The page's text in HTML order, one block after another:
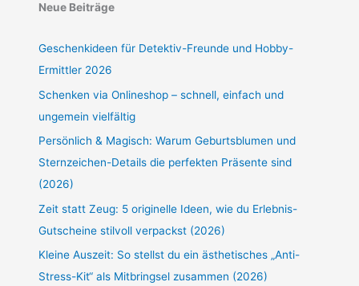
Neue Beiträge
Geschenkideen für Detektiv-Freunde und Hobby-
Ermittler 2026
Schenken via Onlineshop – schnell, einfach und
ungemein vielfältig
Persönlich & Magisch: Warum Geburtsblumen und
Sternzeichen-Details die perfekten Präsente sind
(2026)
Zeit statt Zeug: 5 originelle Ideen, wie du Erlebnis-
Gutscheine stilvoll verpackst (2026)
Kleine Auszeit: So stellst du ein ästhetisches „Anti-
Stress-Kit“ als Mitbringsel zusammen (2026)